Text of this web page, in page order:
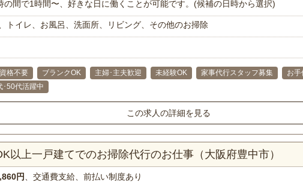
の間で1時間〜、好きな日に働くことが可能です。(候補の日時から選択)
トイレ、お風呂、洗面所、リビング、その他のお掃除
資格不要 ブランクOK 主婦･主夫歓迎 未経験OK 家事代行スタッフ募集 お手
･50代活躍中
この求人の詳細を見る
以上一戸建てでのお掃除代行のお仕事（大阪府豊中市）
円 、交通費支給、前払い制度あり